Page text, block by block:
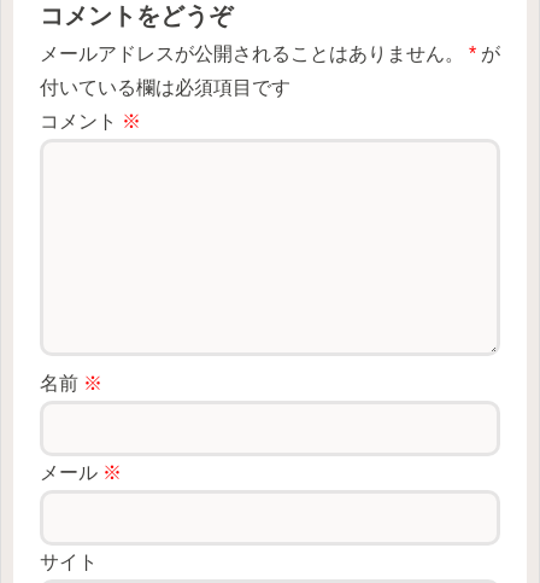
コメントをどうぞ
メールアドレスが公開されることはありません。 * が
付いている欄は必須項目です
コメント ※
名前 ※
メール ※
サイト